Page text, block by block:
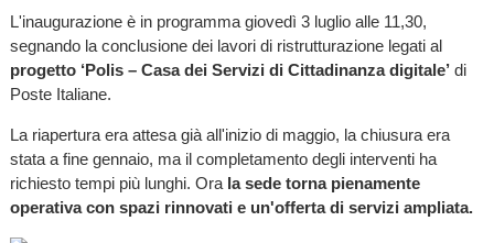
L'inaugurazione è in programma giovedì 3 luglio alle 11,30,
segnando la conclusione dei lavori di ristrutturazione legati al
progetto ‘Polis – Casa dei Servizi di Cittadinanza digitale’di
Poste Italiane.
La riapertura era attesa già all'inizio di maggio, la chiusura era
stata a fine gennaio, ma il completamento degli interventi ha
richiesto tempi più lunghi. Ora la sede torna pienamente
operativa con spazi rinnovati e un'offerta di servizi ampliata.